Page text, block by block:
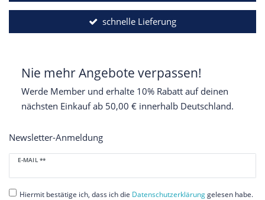
schnelle Lieferung
Nie mehr Angebote verpassen!
Werde Member und erhalte 10% Rabatt auf deinen
nächsten Einkauf ab 50,00 € innerhalb Deutschland.
Newsletter-Anmeldung
E-MAIL **
Newsletter
Honig
Hiermit bestätige ich, dass ich die Daten­schutz­erklärunggelesen habe.